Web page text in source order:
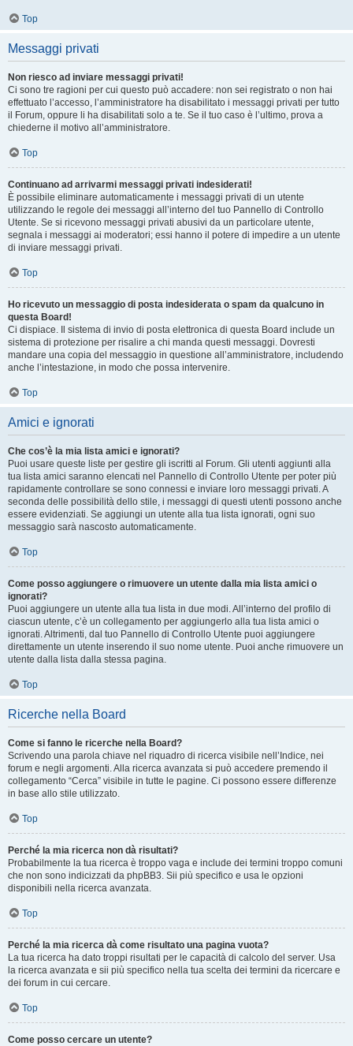
Top
Messaggi privati
Non riesco ad inviare messaggi privati!
Ci sono tre ragioni per cui questo può accadere: non sei registrato o non hai
effettuato l’accesso, l’amministratore ha disabilitato i messaggi privati per tutto
il Forum, oppure li ha disabilitati solo a te. Se il tuo caso è l’ultimo, prova a
chiederne il motivo all’amministratore.
Top
Continuano ad arrivarmi messaggi privati indesiderati!
È possibile eliminare automaticamente i messaggi privati ​​di un utente
utilizzando le regole dei messaggi all’interno del tuo Pannello di Controllo
Utente. Se si ricevono messaggi privati ​​abusivi da un particolare utente,
segnala i messaggi ai moderatori; essi hanno il potere di impedire a un utente
di inviare messaggi privati​​.
Top
Ho ricevuto un messaggio di posta indesiderata o spam da qualcuno in
questa Board!
Ci dispiace. Il sistema di invio di posta elettronica di questa Board include un
sistema di protezione per risalire a chi manda questi messaggi. Dovresti
mandare una copia del messaggio in questione all’amministratore, includendo
anche l’intestazione, in modo che possa intervenire.
Top
Amici e ignorati
Che cos’è la mia lista amici e ignorati?
Puoi usare queste liste per gestire gli iscritti al Forum. Gli utenti aggiunti alla
tua lista amici saranno elencati nel Pannello di Controllo Utente per poter più
rapidamente controllare se sono connessi e inviare loro messaggi privati. A
seconda delle possibilità dello stile, i messaggi di questi utenti possono anche
essere evidenziati. Se aggiungi un utente alla tua lista ignorati, ogni suo
messaggio sarà nascosto automaticamente.
Top
Come posso aggiungere o rimuovere un utente dalla mia lista amici o
ignorati?
Puoi aggiungere un utente alla tua lista in due modi. All’interno del profilo di
ciascun utente, c’è un collegamento per aggiungerlo alla tua lista amici o
ignorati. Altrimenti, dal tuo Pannello di Controllo Utente puoi aggiungere
direttamente un utente inserendo il suo nome utente. Puoi anche rimuovere un
utente dalla lista dalla stessa pagina.
Top
Ricerche nella Board
Come si fanno le ricerche nella Board?
Scrivendo una parola chiave nel riquadro di ricerca visibile nell’Indice, nei
forum e negli argomenti. Alla ricerca avanzata si può accedere premendo il
collegamento “Cerca” visibile in tutte le pagine. Ci possono essere differenze
in base allo stile utilizzato.
Top
Perché la mia ricerca non dà risultati?
Probabilmente la tua ricerca è troppo vaga e include dei termini troppo comuni
che non sono indicizzati da phpBB3. Sii più specifico e usa le opzioni
disponibili nella ricerca avanzata.
Top
Perché la mia ricerca dà come risultato una pagina vuota?
La tua ricerca ha dato troppi risultati per le capacità di calcolo del server. Usa
la ricerca avanzata e sii più specifico nella tua scelta dei termini da ricercare e
dei forum in cui cercare.
Top
Come posso cercare un utente?